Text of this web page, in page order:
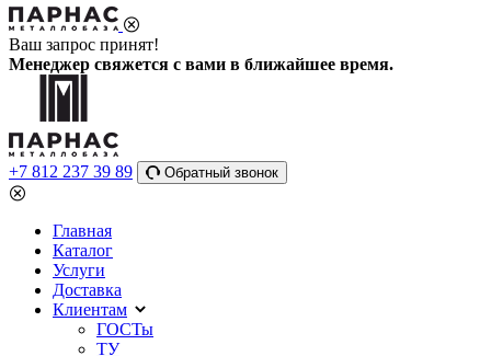
Ваш запрос принят!
Менеджер свяжется с вами в ближайшее время.
+7 812 237 39 89 Обратный звонок
Главная
Каталог
Услуги
Доставка
Клиентам
ГОСТы
ТУ